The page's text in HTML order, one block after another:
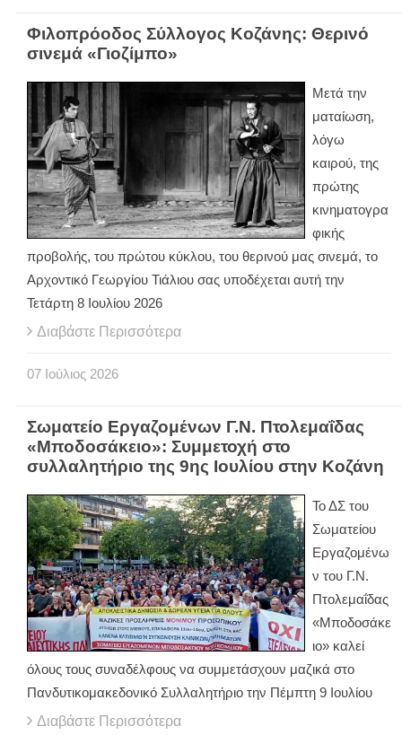
Φιλοπρόοδος Σύλλογος Κοζάνης: Θερινό
σινεμά «Γιοζίμπο»
Μετά την
ματαίωση,
λόγω
καιρού, της
πρώτης
κινηματογρα
φικής
προβολής, του πρώτου κύκλου, του θερινού μας σινεμά, το
Αρχοντικό Γεωργίου Τιάλιου σας υποδέχεται αυτή την
Τετάρτη 8 Ιουλίου 2026
Διαβάστε Περισσότερα
07 Ιούλιος 2026
Σωματείο Εργαζομένων Γ.Ν. Πτολεμαΐδας
«Μποδοσάκειο»: Συμμετοχή στο
συλλαλητήριο της 9ης Ιουλίου στην Κοζάνη
Το ΔΣ του
Σωματείου
Εργαζομένω
ν του Γ.Ν.
Πτολεμαΐδας
«Μποδοσάκε
ιο» καλεί
όλους τους συναδέλφους να συμμετάσχουν μαζικά στο
Πανδυτικομακεδονικό Συλλαλητήριο την Πέμπτη 9 Ιουλίου
Διαβάστε Περισσότερα